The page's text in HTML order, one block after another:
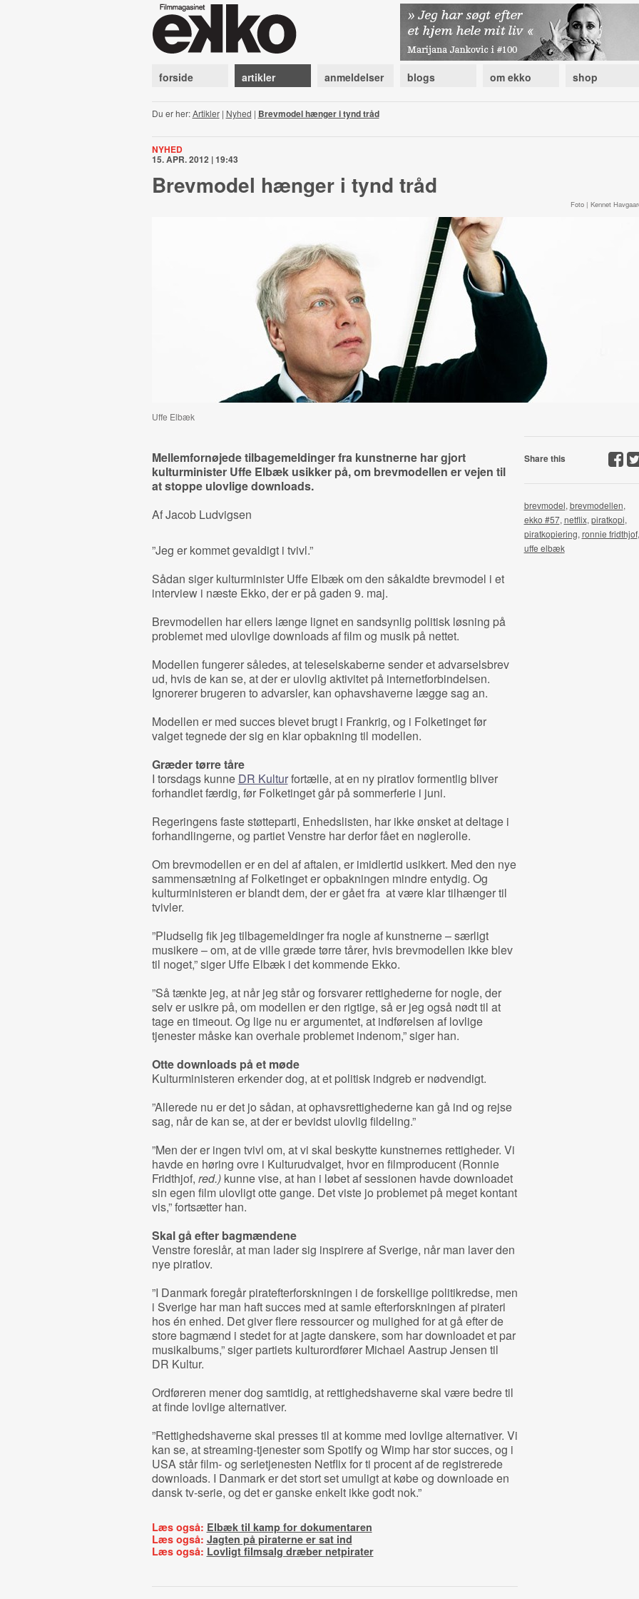
forside artikler anmeldelser blogs om ekko shop
Du er her:Artikler| Nyhed | Brevmodel hænger i tynd tråd
NYHED
15. APR. 2012 | 19:43
Brevmodel hænger i tynd tråd
Foto | Kennet
Uffe Elbæk
Mellemfornøjede tilbagemeldinger fra kunstnerne har gjort
kulturminister Uffe Elbæk usikker på, om brevmodellen er vejen til
at stoppe ulovlige downloads.
Af Jacob Ludvigsen
”Jeg er kommet gevaldigt i tvivl.”
Sådan siger kulturminister Uffe Elbæk om den såkaldte brevmodel i et
interview i næste Ekko, der er på gaden 9. maj.
Brevmodellen har ellers længe lignet en sandsynlig politisk løsning på
problemet med ulovlige downloads af film og musik på nettet.
Modellen fungerer således, at teleselskaberne sender et advarselsbrev
ud, hvis de kan se, at der er ulovlig aktivitet på internetforbindelsen.
Ignorerer brugeren to advarsler, kan ophavshaverne lægge sag an.
Modellen er med succes blevet brugt i Frankrig, og i Folketinget før
valget tegnede der sig en klar opbakning til modellen.
Græder tørre tåre
I torsdags kunne DR Kulturfortælle, at en ny piratlov formentlig bliver
forhandlet færdig, før Folketinget går på sommerferie i juni.
Regeringens faste støtteparti, Enhedslisten, har ikke ønsket at deltage i
forhandlingerne, og partiet Venstre har derfor fået en nøglerolle.
Om brevmodellen er en del af aftalen, er imidlertid usikkert. Med den nye
sammensætning af Folketinget er opbakningen mindre entydig. Og
kulturministeren er blandt dem, der er gået fra at være klar tilhænger til
tvivler.
”Pludselig fik jeg tilbagemeldinger fra nogle af kunstnerne – særligt
musikere – om, at de ville græde tørre tårer, hvis brevmodellen ikke blev
til noget,” siger Uffe Elbæk i det kommende Ekko.
”Så tænkte jeg, at når jeg står og forsvarer rettighederne for nogle, der
selv er usikre på, om modellen er den rigtige, så er jeg også nødt til at
tage en timeout. Og lige nu er argumentet, at indførelsen af lovlige
tjenester måske kan overhale problemet indenom,” siger han.
Otte downloads på et møde
Kulturministeren erkender dog, at et politisk indgreb er nødvendigt.
”Allerede nu er det jo sådan, at ophavsrettighederne kan gå ind og rejse
sag, når de kan se, at der er bevidst ulovlig fildeling.”
”Men der er ingen tvivl om, at vi skal beskytte kunstnernes rettigheder. Vi
havde en høring ovre i Kulturudvalget, hvor en filmproducent (Ronnie
Fridthjof, red.)kunne vise, at han i løbet af sessionen havde downloadet
sin egen film ulovligt otte gange. Det viste jo problemet på meget kontant
vis,” fortsætter han.
Skal gå efter bagmændene
Venstre foreslår, at man lader sig inspirere af Sverige, når man laver den
nye piratlov.
”I Danmark foregår piratefterforskningen i de forskellige politikredse, men
i Sverige har man haft succes med at samle efterforskningen af pirateri
hos én enhed. Det giver flere ressourcer og mulighed for at gå efter de
store bagmænd i stedet for at jagte danskere, som har downloadet et par
musikalbums,” siger partiets kulturordfører Michael Aastrup Jensen til
DR Kultur.
Ordføreren mener dog samtidig, at rettighedshaverne skal være bedre til
at finde lovlige alternativer.
”Rettighedshaverne skal presses til at komme med lovlige alternativer. Vi
kan se, at streaming-tjenester som Spotify og Wimp har stor succes, og i
USA står film- og serietjenesten Netflix for ti procent af de registrerede
downloads. I Danmark er det stort set umuligt at købe og downloade en
dansk tv-serie, og det er ganske enkelt ikke godt nok.”
Læs også: Elbæk til kamp for dokumentaren
Læs også: Jagten på piraterne er sat ind
Læs også: Lovligt filmsalg dræber netpirater
Share this
brevmodel, brevmodellen,
ekko #57, netflix, piratkopi,
piratkopiering, ronnie fridthjof,
uffe elbæk